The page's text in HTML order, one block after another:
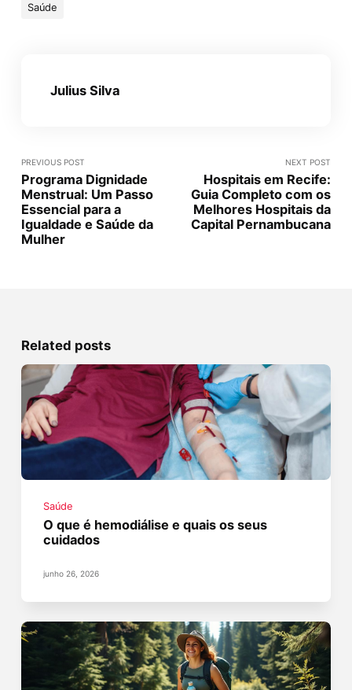
Saúde
Julius Silva
PREVIOUS POST
Programa Dignidade
Menstrual: Um Passo
Essencial para a
Igualdade e Saúde da
Mulher
NEXT POST
Hospitais em Recife:
Guia Completo com os
Melhores Hospitais da
Capital Pernambucana
Related posts
Saúde
O que é hemodiálise e quais os seus
cuidados
junho 26, 2026